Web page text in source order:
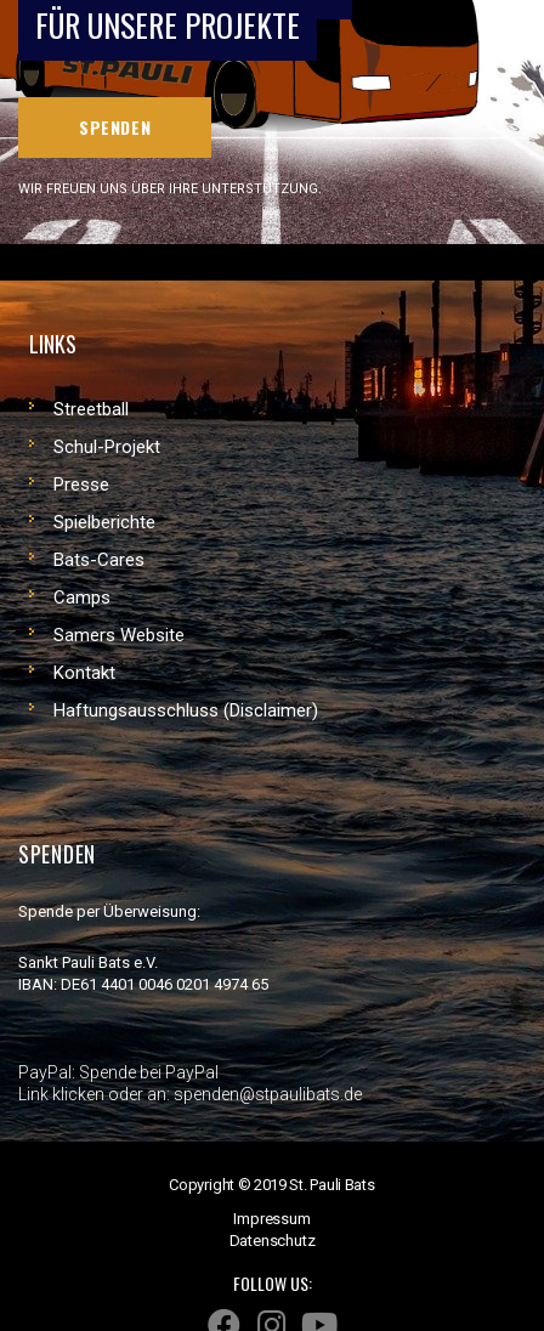
FÜR UNSERE PROJEKTE
SPENDEN
WIR FREUEN UNS ÜBER IHRE UNTERSTÜTZUNG.
LINKS
Streetball
Schul-Projekt
Presse
Spielberichte
Bats-Cares
Camps
Samers Website
Kontakt
Haftungsausschluss (Disclaimer)
SPENDEN
Spende per Überweisung:
Sankt Pauli Bats e.V.
IBAN: DE61 4401 0046 0201 4974 65
PayPal: Spende bei PayPal
Link klicken oder an: spenden@stpaulibats.de
Copyright © 2019 St. Pauli Bats
Impressum
Datenschutz
FOLLOW US: